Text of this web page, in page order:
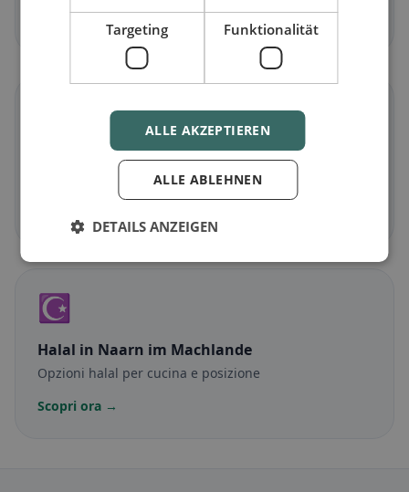
Scopri ora →
Senza glutinein Naarn im Machlande
Opzioni senza glutine e consigli della community
☪️
Halal in Naarn im Machlande
Opzioni halal per cucina e posizione
Scopri ora →
Targeting Funktionalität
ALLE AKZEPTIEREN
ALLE ABLEHNEN
DETAILS ANZEIGEN